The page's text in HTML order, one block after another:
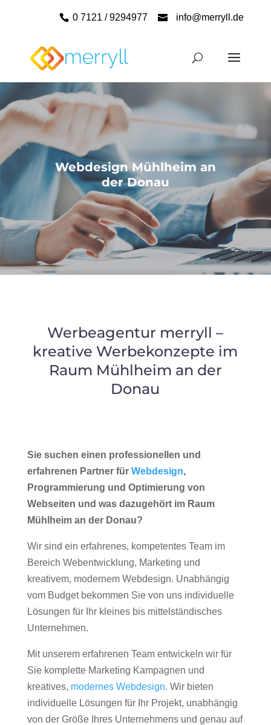
0 7121 / 9294977 info@merryll.de
Webdesign Mühlheim an
der Donau
Werbeagentur merryll –
kreative Werbekonzepte im
Raum Mühlheim an der
Donau
Sie suchen einen professionellen und
erfahrenen Partner für Webdesign,
Programmierung und Optimierung von
Webseiten und was dazugehört im Raum
Mühlheim an der Donau?
Wir sind ein erfahrenes, kompetentes Team im
Bereich Webentwicklung, Marketing und
kreativem, modernem Webdesign. Unabhängig
vom Budget bekommen Sie von uns individuelle
Lösungen für Ihr kleines bis mittelständisches
Unternehmen.
Mit unserem erfahrenen Team entwickeln wir für
Sie komplette Marketing Kampagnen und
kreatives, modernes Webdesign. Wir bieten
individuelle Lösungen für Ihr Projekt, unabhängig
von der Größe Ihres Unternehmens und genau auf